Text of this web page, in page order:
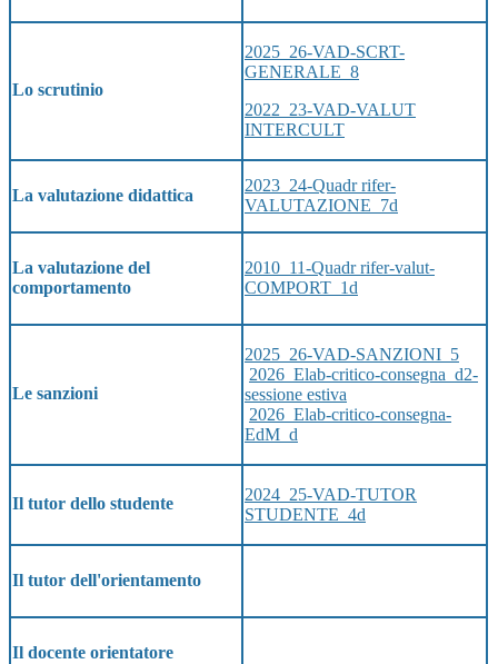
Lo scrutinio
2025_26-VAD-SCRT-
GENERALE_8
2022_23-VAD-VALUT
INTERCULT
La valutazione didattica
2023_24-Quadr rifer-
VALUTAZIONE_7d
La valutazione del
comportamento
2010_11-Quadr rifer-valut-
COMPORT_1d
Le sanzioni
2025_26-VAD-SANZIONI_5
2026_Elab-critico-consegna_d2-
sessione estiva
2026_Elab-critico-consegna-
EdM_d
Il tutor dello studente
2024_25-VAD-TUTOR
STUDENTE_4d
Il tutor dell'orientamento
Il docente orientatore